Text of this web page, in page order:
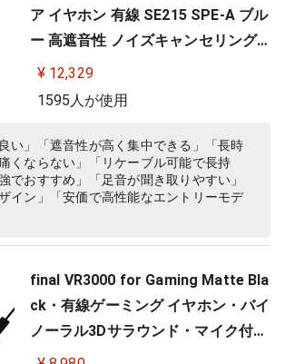
ア イヤホン 有線 SE215 SPE-A ブル
ー 高遮音性 ノイズキャンセリング
ゲーム ゲーミング スペシャルエデ
ィション カナル型 ワイヤレス変換
様 低音強化 配信 音楽 オーディオリ
スニング レコーディング 録音…
¥ 12,329
1595人が使用
い」「遮音性が高く集中できる」「長時
くならない」「リケーブル可能で長持
でおすすめ」「足音が聞き取りやすい」
イン」「安価で高性能なエントリーモデ
final VR3000 for Gaming Matte Bla
ck・有線ゲーミング イヤホン・バイ
ノーラル3Dサラウンド・マイク付き
【ゲーム/VR/バイノーラル/ASMR /